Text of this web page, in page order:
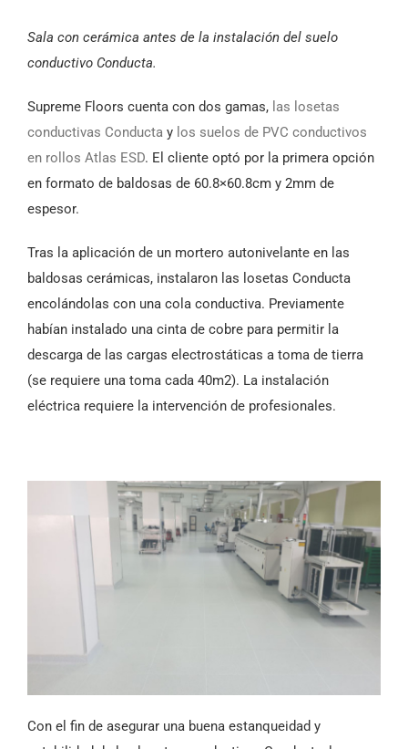
Sala con cerámica antes de la instalación del suelo
conductivo Conducta.
Supreme Floors cuenta con dos gamas, las losetas
conductivas Conducta y los suelos de PVC conductivos
en rollos Atlas ESD. El cliente optó por la primera opción
en formato de baldosas de 60.8×60.8cm y 2mm de
espesor.
Tras la aplicación de un mortero autonivelante en las
baldosas cerámicas, instalaron las losetas Conducta
encolándolas con una cola conductiva. Previamente
habían instalado una cinta de cobre para permitir la
descarga de las cargas electrostáticas a toma de tierra
(se requiere una toma cada 40m2). La instalación
eléctrica requiere la intervención de profesionales.
Con el fin de asegurar una buena estanqueidad y